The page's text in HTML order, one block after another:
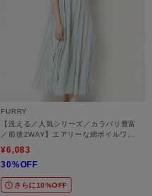
FURRY
【洗える／人気シリーズ／カラバリ豊富
／前後2WAY】エアリーな綿ボイルワン
¥6,083
30%OFF
さらに10%OFF